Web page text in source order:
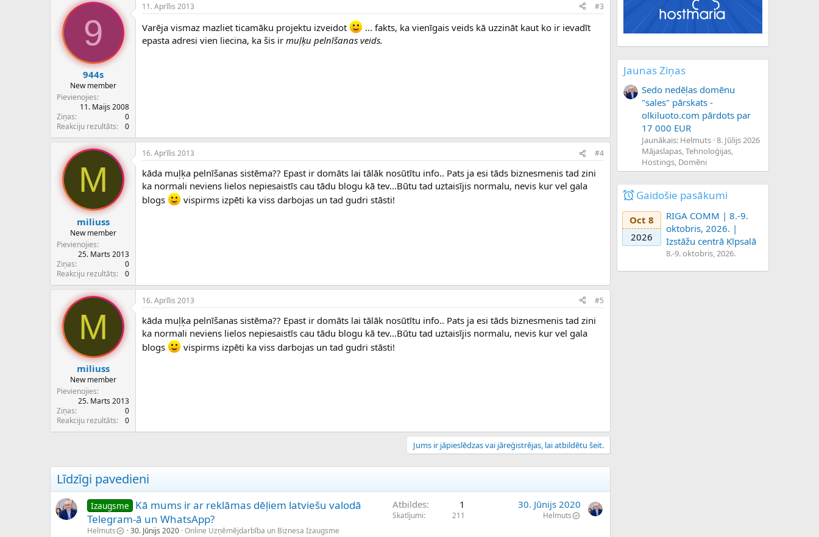
9
944s
New member
Pievienojies
11. Maijs 2008
Ziņas
0
Reakciju rezultāts
0
11. Aprīlis 2013 #3
Varēja vismaz mazliet ticamāku projektu izveidot
... fakts, ka vienīgais veids kā uzzināt kaut ko ir ievadīt
epasta adresi vien liecina, ka šis ir muļķu pelnīšanas veids.
M
miliuss
New member
Pievienojies
25. Marts 2013
Ziņas
0
Reakciju rezultāts
0
16. Aprīlis 2013 #4
kāda muļķa pelnīšanas sistēma?? Epast ir domāts lai tālāk nosūtītu info.. Pats ja esi tāds biznesmenis tad zini
ka normali neviens lielos nepiesaistīs cau tādu blogu kā tev...Būtu tad uztaisījis normalu, nevis kur vel gala
blogs
vispirms izpēti ka viss darbojas un tad gudri stāsti!
M
miliuss
New member
Pievienojies
25. Marts 2013
Ziņas
0
Reakciju rezultāts
0
16. Aprīlis 2013 #5
kāda muļķa pelnīšanas sistēma?? Epast ir domāts lai tālāk nosūtītu info.. Pats ja esi tāds biznesmenis tad zini
ka normali neviens lielos nepiesaistīs cau tādu blogu kā tev...Būtu tad uztaisījis normalu, nevis kur vel gala
blogs
vispirms izpēti ka viss darbojas un tad gudri stāsti!
Jums ir jāpieslēdzas vai jāreģistrējas, lai atbildētu šeit.
Līdzīgi pavedieni
Izaugsme
Kā mums ir ar reklāmas dēļiem latviešu valodā
Telegram-ā un WhatsApp?
Helmuts 30. Jūnijs 2020 Online Uzņēmējdarbība un Biznesa Izaugsme
Atbildes 1
Skatījumi 211
30. Jūnijs 2020
Helmuts
Jaunas Ziņas
Sedo nedēļas domēnu
"sales" pārskats -
olkiluoto.com pārdots par
17 000 EUR
Jaunākais: Helmuts 8. Jūlijs 2026
Mājaslapas, Tehnoloģijas,
Hostings, Domēni
Gaidošie pasākumi
Oct 8
2026
RIGA COMM | 8.-9.
oktobris, 2026. |
Izstāžu centrā Ķīpsalā
8.-9. oktobris, 2026.